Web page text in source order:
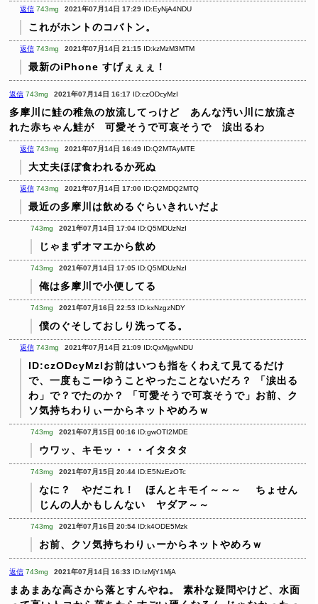
返信 743mg 2021年07月14日 17:29 ID:EyNjA4NDU
これがホントのコバトン。
返信 743mg 2021年07月14日 21:15 ID:kzMzM3MTM
最新のiPhone すげぇぇぇ！
返信 743mg 2021年07月14日 16:17 ID:czODcyMzI
多摩川に鮭の稚魚の放流してっけど あんな汚い川に放流さ
れた赤ちゃん鮭が 可愛そうで可哀そうで 涙出るわ
返信 743mg 2021年07月14日 16:49 ID:Q2MTAyMTE
大丈夫ほぼ食われるか死ぬ
返信 743mg 2021年07月14日 17:00 ID:Q2MDQ2MTQ
最近の多摩川は飲めるぐらいきれいだよ
743mg 2021年07月14日 17:04 ID:Q5MDUzNzI
じゃまずオマエから飲め
743mg 2021年07月14日 17:05 ID:Q5MDUzNzI
俺は多摩川で小便してる
743mg 2021年07月16日 22:53 ID:kxNzgzNDY
僕のぐそしておしり洗ってる。
返信 743mg 2021年07月14日 21:09 ID:QxMjgwNDU
ID:czODcyMzIお前はいつも指をくわえて見てるだけ
で、一度もこーゆうことやったことないだろ？
「涙出る
わ」で？でたのか？
「可愛そうで可哀そうで」お前、ク
ソ気持ちわりぃーからネットやめろｗ
743mg 2021年07月15日 00:16 ID:gwOTI2MDE
ウワッ、キモッ・・・イタタタ
743mg 2021年07月15日 20:44 ID:E5NzEzOTc
なに？ やだこれ！ ほんとキモイ～～～
ちょせん
じんの人かもしんない ヤダア～～
743mg 2021年07月16日 20:54 ID:k4ODE5Mzk
お前、クソ気持ちわりぃーからネットやめろｗ
返信 743mg 2021年07月14日 16:33 ID:IzMjY1MjA
まあまあな高さから落とすんやね。
素朴な疑問やけど、水面